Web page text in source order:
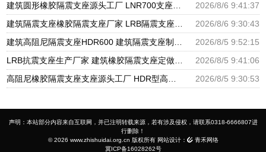
2026/8/6 9:41:37
2026/8/6 9:30:43
2026/8/5 9:52:15
2026/8/5 9:41:06
2026/8/5 9:30:53
声明：本站部分内容来自互联网，并已注明转载来源，若有涉及侵权，请联系0318-6666807进
行删除！
© 2026 www.zhishuidai.org.cn 版权所有 网站设计：
青禾网络
冀ICP备16028262号